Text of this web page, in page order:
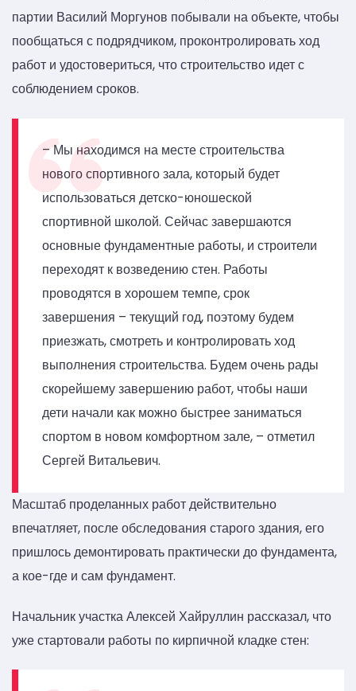
партии Василий Моргунов побывали на объекте, чтобы
пообщаться с подрядчиком, проконтролировать ход
работ и удостовериться, что строительство идет с
соблюдением сроков.
– Мы находимся на месте строительства
нового спортивного зала, который будет
использоваться детско-юношеской
спортивной школой. Сейчас завершаются
основные фундаментные работы, и строители
переходят к возведению стен. Работы
проводятся в хорошем темпе, срок
завершения – текущий год, поэтому будем
приезжать, смотреть и контролировать ход
выполнения строительства. Будем очень рады
скорейшему завершению работ, чтобы наши
дети начали как можно быстрее заниматься
спортом в новом комфортном зале, – отметил
Сергей Витальевич.
Масштаб проделанных работ действительно
впечатляет, после обследования старого здания, его
пришлось демонтировать практически до фундамента,
а кое-где и сам фундамент.
Начальник участка Алексей Хайруллин рассказал, что
уже стартовали работы по кирпичной кладке стен: